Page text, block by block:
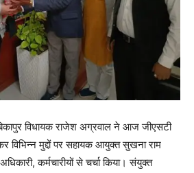
विधायक राजेश अग्रवाल ने आज जीएसटी
विभिन्न मुद्दों पर सहायक आयुक्त सुखना राम
कर्मचारीयों से चर्चा किया। संयुक्त